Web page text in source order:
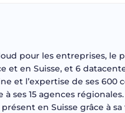
pour les entreprises,
et en Suisse, et 6
et l’expertise de ses
à ses 15 agences
en Suisse grâce à sa